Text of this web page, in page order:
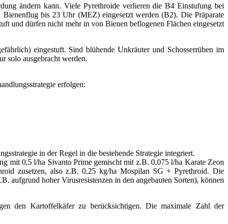
ändern kann. Viele Pyrethroide verlieren die B4 Einstufung bei
bis 23 Uhr (MEZ) eingesetzt werden (B2). Die Präparate
und dürfen nicht mehr in von Bienen beflogenen Flächen eingesetzt
eingestuft. Sind blühende Unkräuter und Schosserrüben im
solo ausgebracht werden.
erfolgen:
in der Regel in die bestehende Strategie integriert.
mit 0,5 l/ha Sivanto Prime gemischt mit z.B. 0,075 l/ha Karate Zeon
zusetzen, also z.B. 0,25 kg/ha Mospilan SG + Pyrethroid. Die
aufgrund hoher Virusresistenzen in den angebauten Sorten), können
den Kartoffelkäfer zu berücksichtigen. Die maximale Zahl der